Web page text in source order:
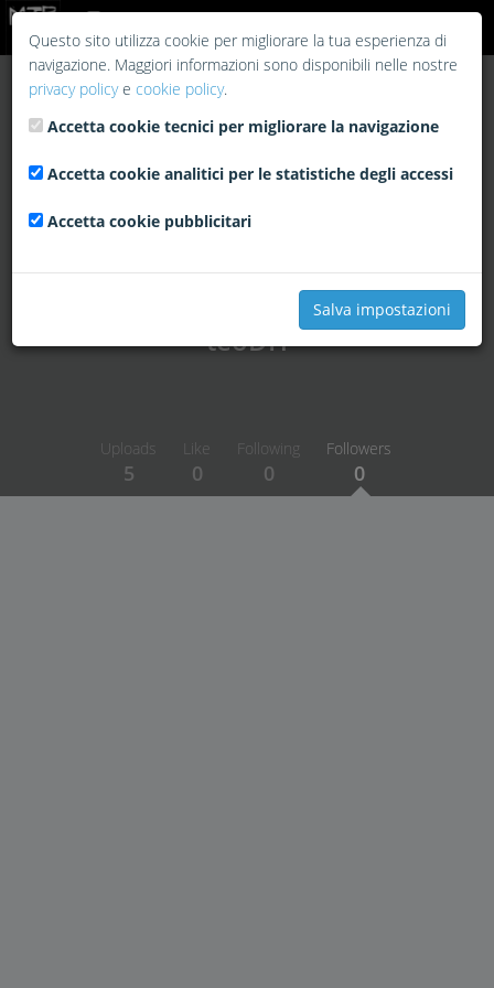
teoDH
Uploads
5
Like
0
Following
0
Followers
0
Questo sito utilizza cookie per migliorare la tua esperienza di
navigazione. Maggiori informazioni sono disponibili nelle nostre
privacy policye cookie policy.
Accetta cookie tecnici per migliorare la navigazione
Accetta cookie analitici per le statistiche degli accessi
Accetta cookie pubblicitari
Salva impostazioni